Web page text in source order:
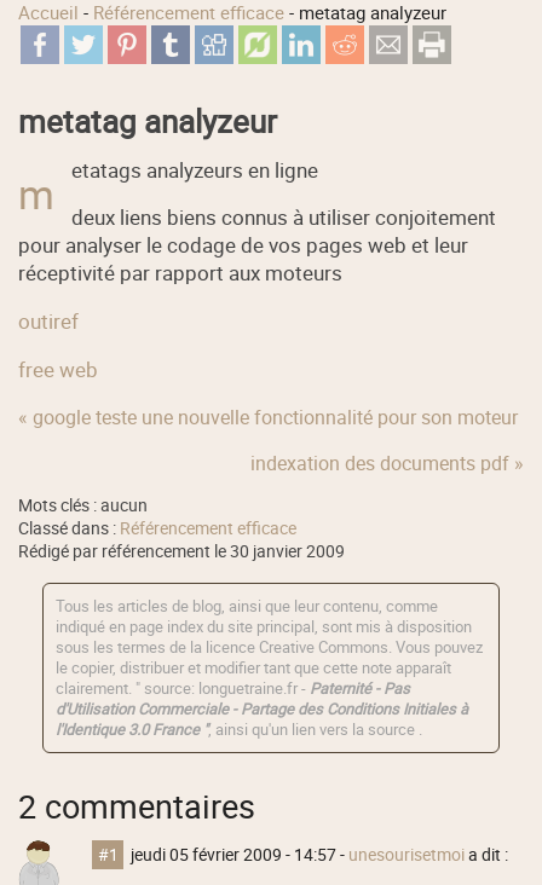
Accueil - Référencement efficace - metatag analyzeur
metatag analyzeur
m
etatags analyzeurs en ligne
deux liens biens connus à utiliser conjoitement
pour analyser le codage de vos pages web et leur
réceptivité par rapport aux moteurs
outiref
free web
« google teste une nouvelle fonctionnalité pour son moteur
indexation des documents pdf »
Mots clés : aucun
Classé dans : Référencement efficace
Rédigé par référencement le 30 janvier 2009
Tous les articles de blog, ainsi que leur contenu, comme
indiqué en page index du site principal, sont mis à disposition
sous les termes de la licence Creative Commons. Vous pouvez
le copier, distribuer et modifier tant que cette note apparaît
clairement. " source: longuetraine.fr - Paternité - Pas
d'Utilisation Commerciale - Partage des Conditions Initiales à
l'Identique 3.0 France ", ainsi qu'un lien vers la source .
2 commentaires
#1 jeudi 05 février 2009 - 14:57- unesourisetmoia dit :